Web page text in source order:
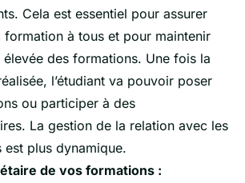
Cela est essentiel pour assurer
formation à tous et pour maintenir
élevée des formations. Une fois la
l’étudiant va pouvoir poser
ou participer à des
La gestion de la relation avec les
est plus dynamique.
de vos formations :